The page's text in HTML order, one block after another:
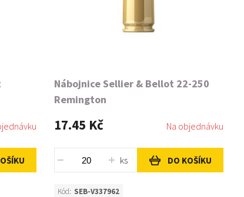
Nábojnice Sellier & Bellot 22-250
Remington
17.45 Kč Na objednávku
ks DO KOŠÍKU
Kód: SEB-V337962